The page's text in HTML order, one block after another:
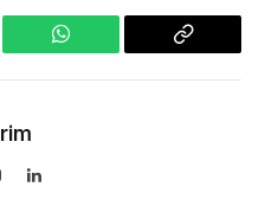
WhatsApp
Copy
InstagramLinkedIn